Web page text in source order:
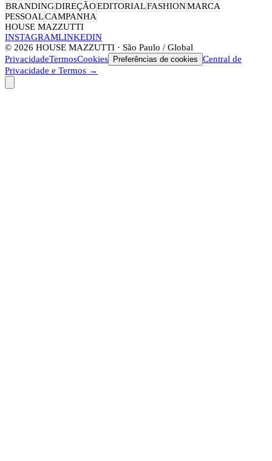
BRANDINGDIREÇÃOEDITORIALFASHIONMARCA
PESSOALCAMPANHA
HOUSE MAZZUTTI
INSTAGRAMLINKEDIN
© 2026 HOUSE MAZZUTTI · São Paulo / Global
PrivacidadeTermosCookies Preferências de cookies Central de
Privacidade e Termos →